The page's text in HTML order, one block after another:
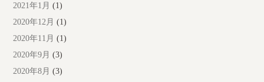
2021年1月 (1)
2020年12月 (1)
2020年11月 (1)
2020年9月 (3)
2020年8月 (3)